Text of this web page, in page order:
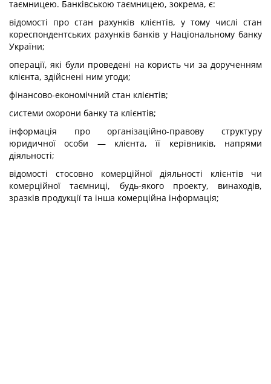
таємницею. Банківською таємницею, зокрема, є:
відомості про стан рахунків клієнтів, у тому числі стан
кореспондентських рахунків банків у Національному банку
України;
операції, які були проведені на користь чи за дорученням
клієнта, здійснені ним угоди;
фінансово-економічний стан клієнтів;
системи охорони банку та клієнтів;
інформація про організаційно-правову структуру
юридичної особи — клієнта, її керівників, напрями
діяльності;
відомості стосовно комерційної діяльності клієнтів чи
комерційної таємниці, будь-якого проекту, винаходів,
зразків продукції та інша комерційна інформація;